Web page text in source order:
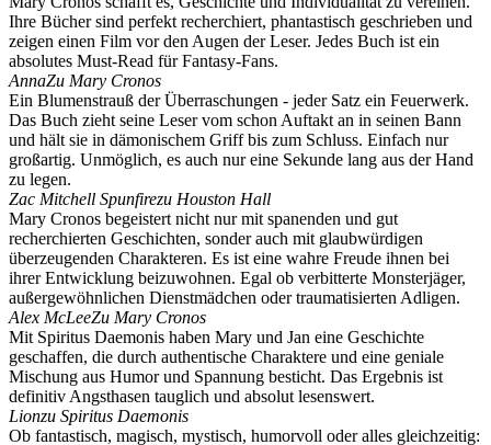
Ihre Bücher sind perfekt recherchiert, phantastisch geschrieben und
zeigen einen Film vor den Augen der Leser. Jedes Buch ist ein
absolutes Must-Read für Fantasy-Fans.
AnnaZu Mary Cronos
Ein Blumenstrauß der Überraschungen - jeder Satz ein Feuerwerk.
Das Buch zieht seine Leser vom schon Auftakt an in seinen Bann
und hält sie in dämonischem Griff bis zum Schluss. Einfach nur
großartig. Unmöglich, es auch nur eine Sekunde lang aus der Hand
zu legen.
Zac Mitchell Spunfirezu Houston Hall
Mary Cronos begeistert nicht nur mit spanenden und gut
recherchierten Geschichten, sonder auch mit glaubwürdigen
überzeugenden Charakteren. Es ist eine wahre Freude ihnen bei
ihrer Entwicklung beizuwohnen. Egal ob verbitterte Monsterjäger,
außergewöhnlichen Dienstmädchen oder traumatisierten Adligen.
Alex McLeeZu Mary Cronos
Mit Spiritus Daemonis haben Mary und Jan eine Geschichte
geschaffen, die durch authentische Charaktere und eine geniale
Mischung aus Humor und Spannung besticht. Das Ergebnis ist
definitiv Angsthasen tauglich und absolut lesenswert.
Lionzu Spiritus Daemonis
Ob fantastisch, magisch, mystisch, humorvoll oder alles gleichzeitig: